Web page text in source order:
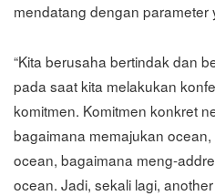
mendatang dengan parameter
“Kita berusaha bertindak dan
pada saat kita melakukan
komitmen. Komitmen konkret
bagaimana memajukan
ocean, bagaimana meng-
ocean. Jadi, sekali lagi,